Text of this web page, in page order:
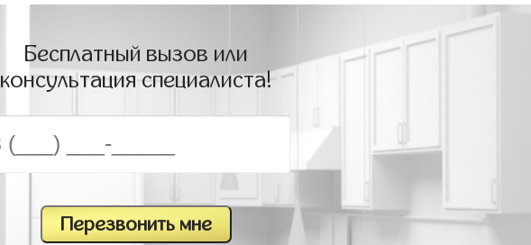
Бесплатный вызов или
консультация специалиста!